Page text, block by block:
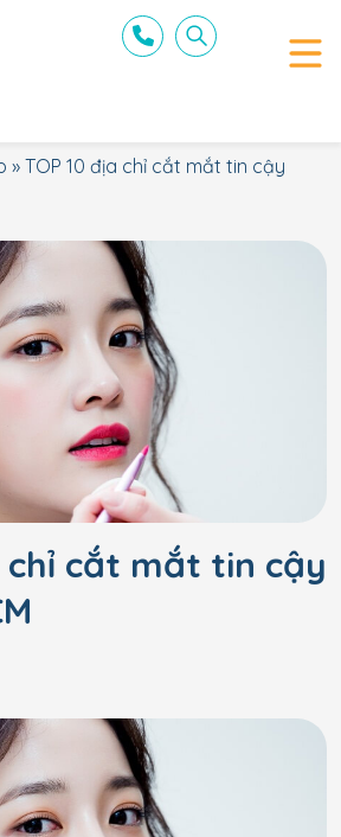
» TOP 10 địa chỉ cắt mắt tin cậy
chỉ cắt mắt tin cậy